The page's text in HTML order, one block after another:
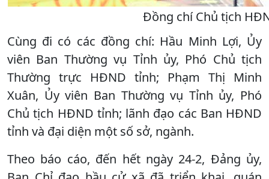
Đồng chí Chủ tịch
Cùng đi có các đồng chí: Hầu Minh Lợi, Ủy
viên Ban Thường vụ Tỉnh ủy, Phó Chủ tịch
Thường trực HĐND tỉnh; Phạm Thị Minh
Xuân, Ủy viên Ban Thường vụ Tỉnh ủy, Phó
Chủ tịch HĐND tỉnh; lãnh đạo các Ban HĐND
tỉnh và đại diện một số sở, ngành.
Theo báo cáo, đến hết ngày 24-2, Đảng ủy,